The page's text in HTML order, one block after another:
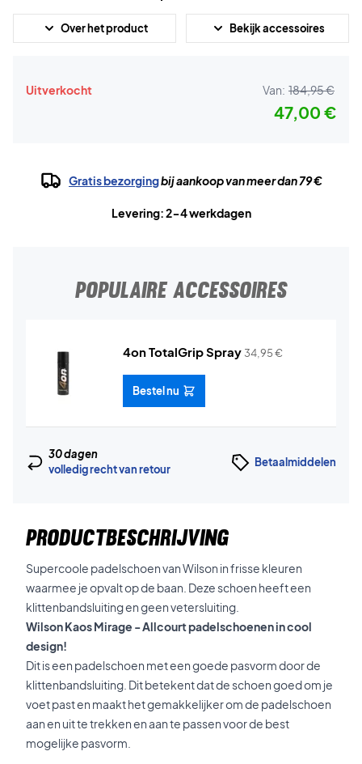
Over het product Bekijk accessoires
Uitverkocht Van: 184,95 €
47,00 €
Gratis bezorgingbij aankoop van meer dan 79 €
Levering: 2-4 werkdagen
POPULAIRE ACCESSOIRES
4on TotalGrip Spray 34,95€
Bestel nu
30 dagen
volledig recht van retour
Betaalmiddelen
PRODUCTBESCHRIJVING
Supercoole padelschoen van Wilson in frisse kleuren
waarmee je opvalt op de baan. Deze schoen heeft een
klittenbandsluiting en geen vetersluiting.
Wilson Kaos Mirage - Allcourt padelschoenen in cool
design!
Dit is een padelschoen met een goede pasvorm door de
klittenbandsluiting. Dit betekent dat de schoen goed om je
voet past en maakt het gemakkelijker om de padelschoen
aan en uit te trekken en aan te passen voor de best
mogelijke pasvorm.